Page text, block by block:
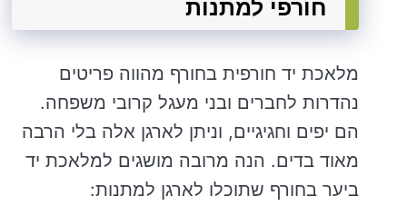
חורפי למתנות
מלאכת יד חורפית בחורף מהווה פריטים
נהדרות לחברים ובני מעגל קרובי משפחה.
הם יפים וחגיגיים, וניתן לארגן אלה בלי הרבה
מאוד בדים. הנה מרובה מושגים למלאכת יד
ביער בחורף שתוכלו לארגן למתנות: